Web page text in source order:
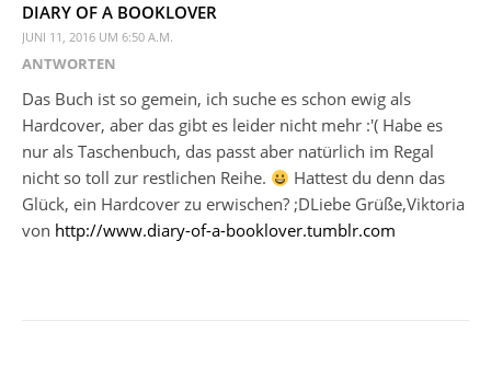
DIARY OF A BOOKLOVER
JUNI 11, 2016 UM 6:50 A.M.
ANTWORTEN
Das Buch ist so gemein, ich suche es schon ewig als
Hardcover, aber das gibt es leider nicht mehr :'( Habe es
nur als Taschenbuch, das passt aber natürlich im Regal
nicht so toll zur restlichen Reihe.
Hattest du denn das
Glück, ein Hardcover zu erwischen? ;DLiebe Grüße,Viktoria
von http://www.diary-of-a-booklover.tumblr.com